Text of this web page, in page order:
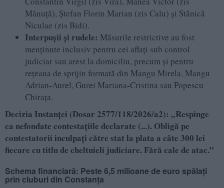
Mânuță), Ștefan Florin Marian (zis Calu) și Stănică
Niculae (zis Bidi).
Interpușii și rudele: Măsurile restrictive au fost
menținute inclusiv pentru cei aflați sub control
judiciar sau arest la domiciliu, precum și pentru
rețeaua de sprijin formată din Mangu Mirela, Mangu
Adrian-Aurel, Gurei Mariana-Cristina sau Popescu
Chirața.
Decizia Instanței (Dosar 2577/118/2026/a2): „Respinge
ca nefondate contestaţiile declarate (...). Obligă pe
contestatorii inculpaţi către stat la plata a câte 300 lei
fiecare cu titlu de cheltuieli judiciare. Fără cale de atac.”
Schema financiară: Peste 6,5 milioane de euro spălați
prin cluburi din Constanța